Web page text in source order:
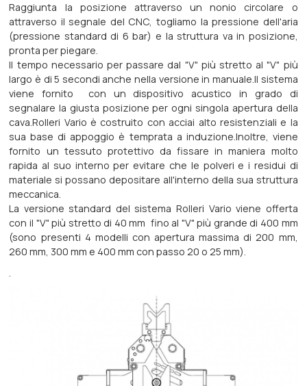
Raggiunta la posizione attraverso un nonio circolare o
attraverso il segnale del CNC, togliamo la pressione dell'aria
(pressione standard di 6 bar) e la struttura va in posizione,
pronta per piegare.
Il tempo necessario per passare dal "V" più stretto al "V" più
largo è di 5 secondi anche nella versione in manuale.Il sistema
viene fornito con un dispositivo acustico in grado di
segnalare la giusta posizione per ogni singola apertura della
cava.Rolleri Vario è costruito con acciai alto resistenziali e la
sua base di appoggio è temprata a induzione.Inoltre, viene
fornito un tessuto protettivo da fissare in maniera molto
rapida al suo interno per evitare che le polveri e i residui di
materiale si possano depositare all'interno della sua struttura
meccanica.
La versione standard del sistema Rolleri Vario viene offerta
con il "V" più stretto di 40 mm fino al "V" più grande di 400 mm
(sono presenti 4 modelli con apertura massima di 200 mm,
260 mm, 300 mm e 400 mm con passo 20 o 25 mm).
.